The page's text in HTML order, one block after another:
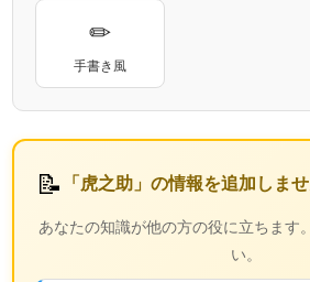
✏
手書き風
📝 「虎之助」の情報を追加しま
あなたの知識が他の方の役に立ちます
い。